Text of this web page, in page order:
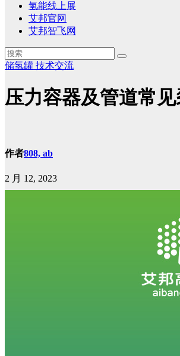
氢能线上展
艾邦官网
艾邦智飞网
储氢罐 技术交流
压力容器及管道常
作者808, ab
2 月 12, 2023